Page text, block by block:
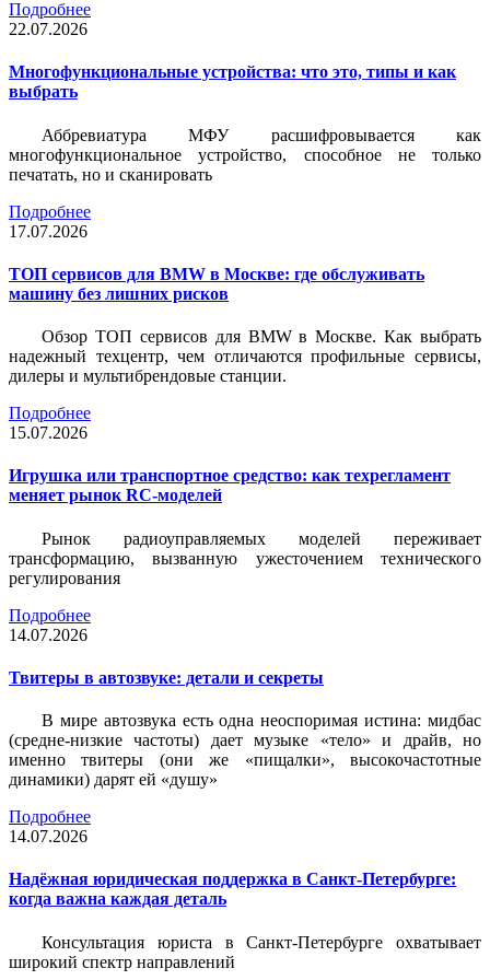
Подробнее
22.07.2026
Многофункциональные устройства: что это, типы и как
выбрать
Аббревиатура МФУ расшифровывается как
многофункциональное устройство, способное не только
печатать, но и сканировать
Подробнее
17.07.2026
ТОП сервисов для BMW в Москве: где обслуживать
машину без лишних рисков
Обзор ТОП сервисов для BMW в Москве. Как выбрать
надежный техцентр, чем отличаются профильные сервисы,
дилеры и мультибрендовые станции.
Подробнее
15.07.2026
Игрушка или транспортное средство: как техрегламент
меняет рынок RC-моделей
Рынок радиоуправляемых моделей переживает
трансформацию, вызванную ужесточением технического
регулирования
Подробнее
14.07.2026
Твитеры в автозвуке: детали и секреты
В мире автозвука есть одна неоспоримая истина: мидбас
(средне-низкие частоты) дает музыке «тело» и драйв, но
именно твитеры (они же «пищалки», высокочастотные
динамики) дарят ей «душу»
Подробнее
14.07.2026
Надёжная юридическая поддержка в Санкт-Петербурге:
когда важна каждая деталь
Консультация юриста в Санкт-Петербурге охватывает
широкий спектр направлений